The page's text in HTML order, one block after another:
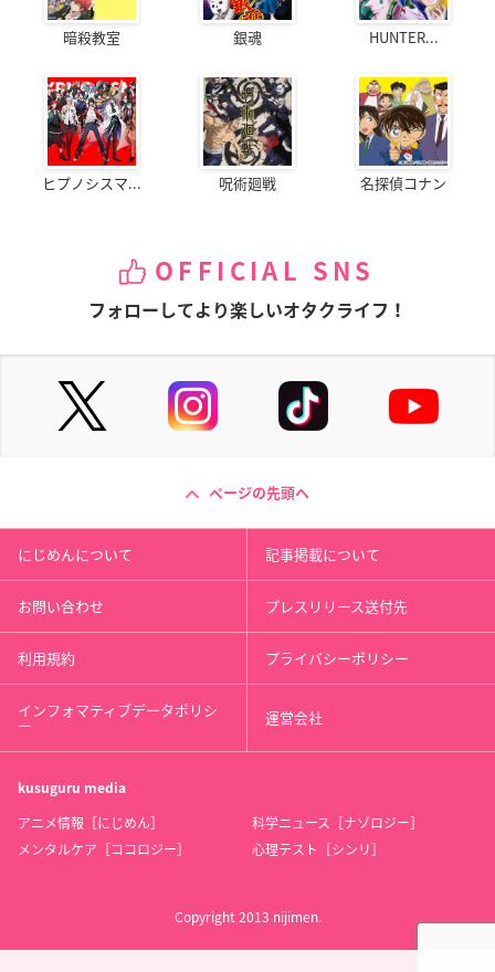
暗殺教室 銀魂 HUNTER...
ヒプノシスマ... 呪術廻戦 名探偵コナン
OFFICIAL SNS
フォローしてより楽しいオタクライフ！
ページの先頭へ
にじめんについて 記事掲載について
お問い合わせ プレスリリース送付先
利用規約 プライバシーポリシー
インフォマティブデータポリシ
ー 運営会社
kusuguru media
アニメ情報［にじめん］
科学ニュース［ナゾロジー］
メンタルケア［ココロジー］
心理テスト［シンリ］
Copyright 2013 nijimen.